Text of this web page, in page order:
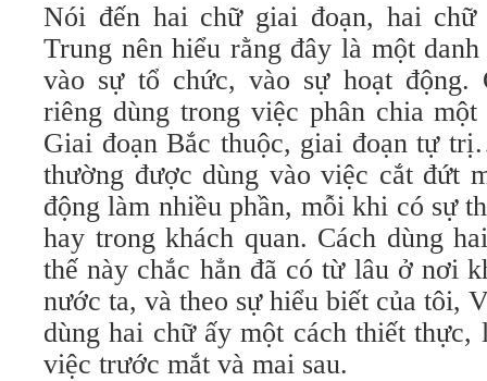
Nói đến hai chữ giai đoạn, hai
Trung nên hiểu rằng đây là một
vào sự tổ chức, vào sự hoạt động.
riêng dùng trong việc phân chia
Giai đoạn Bắc thuộc, giai đoạn tự
thường được dùng vào việc cắt đứt
động làm nhiều phần, mỗi khi có sự
hay trong khách quan. Cách dùng
thế này chắc hẳn đã có từ lâu ở nơi
nước ta, và theo sự hiểu biết của tôi,
dùng hai chữ ấy một cách thiết thực,
việc trước mắt và mai sau.